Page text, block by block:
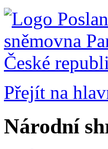
Přejít na
Národní